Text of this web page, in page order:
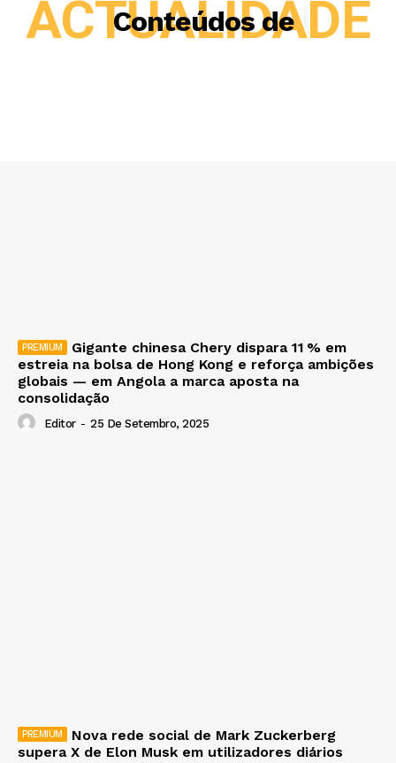
Conteúdos de
ACTUALIDADE
Gigante chinesa Chery dispara 11 % em
estreia na bolsa de Hong Kong e reforça ambições
globais — em Angola a marca aposta na
consolidação
Editor - 25 De Setembro, 2025
Nova rede social de Mark Zuckerberg
supera X de Elon Musk em utilizadores diários